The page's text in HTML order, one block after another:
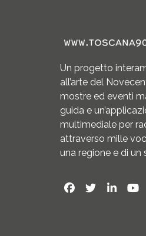
Un progetto
all’arte del
mostre ed eventi
guida e
multimediale per
attraverso mille
una regione e di un